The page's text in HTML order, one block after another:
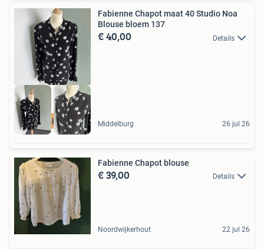
Studio blouse 40
Fabienne Chapot maat 40 Studio Noa
Blouse bloem 137
€ 40,00 Details
Middelburg 26 jul 26
Fabienne Chapot blouse
€ 39,00 Details
Noordwijkerhout 22 jul 26